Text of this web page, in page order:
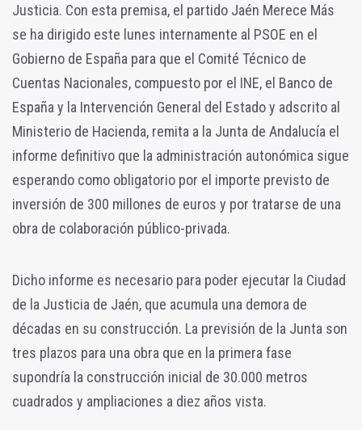
Justicia. Con esta premisa, el partido Jaén Merece Más
se ha dirigido este lunes internamente al PSOE en el
Gobierno de España para que el Comité Técnico de
Cuentas Nacionales, compuesto por el INE, el Banco de
España y la Intervención General del Estado y adscrito al
Ministerio de Hacienda, remita a la Junta de Andalucía el
informe definitivo que la administración autonómica sigue
esperando como obligatorio por el importe previsto de
inversión de 300 millones de euros y por tratarse de una
obra de colaboración público-privada.
Dicho informe es necesario para poder ejecutar la Ciudad
de la Justicia de Jaén, que acumula una demora de
décadas en su construcción. La previsión de la Junta son
tres plazos para una obra que en la primera fase
supondría la construcción inicial de 30.000 metros
cuadrados y ampliaciones a diez años vista.